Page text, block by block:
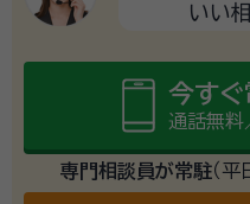
いい
今すぐ
通話無
専門相談員が常駐（